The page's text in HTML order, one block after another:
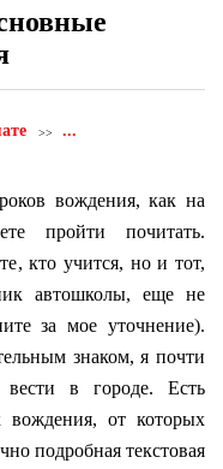
...
вождения, как на
пройти почитать.
кто учится, но и тот,
автошколы, еще не
за мое уточнение).
знаком, я почти
в городе. Есть
вождения, от которых
подробная текстовая